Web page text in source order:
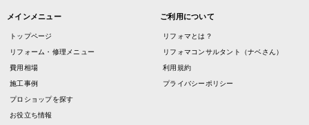
メインメニュー
トップページ
リフォーム・修理メニュー
費用相場
施工事例
プロショップを探す
お役立ち情報
ご利用について
リフォマとは？
リフォマコンサルタント（ナベさん）
利用規約
プライバシーポリシー